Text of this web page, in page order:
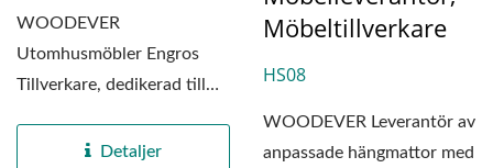
WOODEVER
Utomhusmöbler Engros
Tillverkare, dedikerad till
högkvalitativa...
Detaljer
Möbeltillverkare
HS08
WOODEVER Leverantör av
anpassade hängmattor med